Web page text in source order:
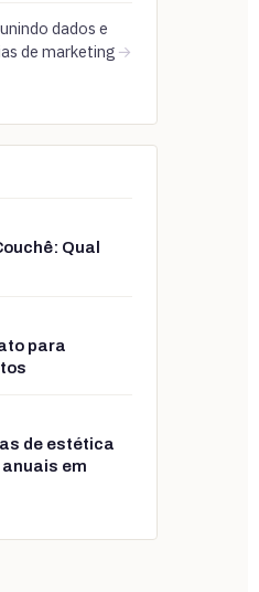
dados e
de marketing →
Qual
para
de estética
em